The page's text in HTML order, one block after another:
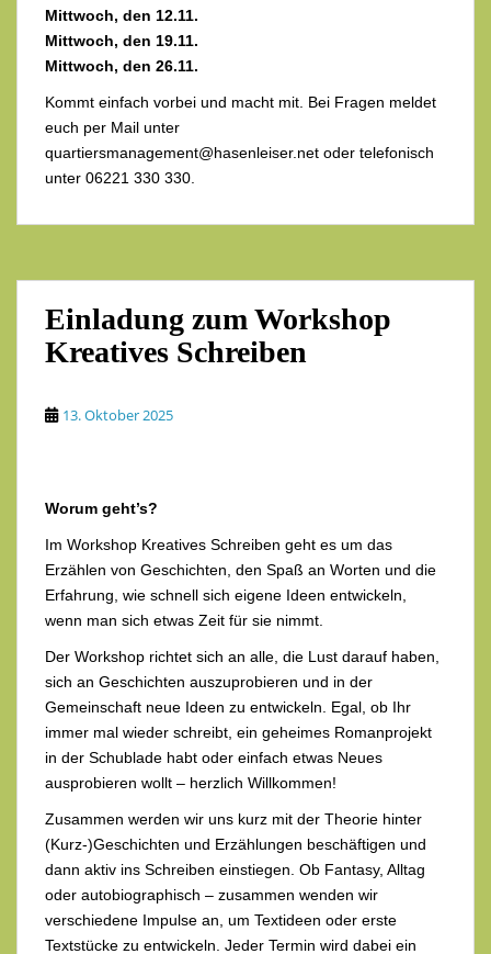
Mittwoch, den 12.11.
Mittwoch, den 19.11.
Mittwoch, den 26.11.
Kommt einfach vorbei und macht mit. Bei Fragen meldet
euch per Mail unter
quartiersmanagement@hasenleiser.net oder telefonisch
unter 06221 330 330.
Einladung zum Workshop
Kreatives Schreiben
13. Oktober 2025
Worum geht’s?
Im Workshop Kreatives Schreiben geht es um das
Erzählen von Geschichten, den Spaß an Worten und die
Erfahrung, wie schnell sich eigene Ideen entwickeln,
wenn man sich etwas Zeit für sie nimmt.
Der Workshop richtet sich an alle, die Lust darauf haben,
sich an Geschichten auszuprobieren und in der
Gemeinschaft neue Ideen zu entwickeln. Egal, ob Ihr
immer mal wieder schreibt, ein geheimes Romanprojekt
in der Schublade habt oder einfach etwas Neues
ausprobieren wollt – herzlich Willkommen!
Zusammen werden wir uns kurz mit der Theorie hinter
(Kurz-)Geschichten und Erzählungen beschäftigen und
dann aktiv ins Schreiben einstiegen. Ob Fantasy, Alltag
oder autobiographisch – zusammen wenden wir
verschiedene Impulse an, um Textideen oder erste
Textstücke zu entwickeln. Jeder Termin wird dabei ein